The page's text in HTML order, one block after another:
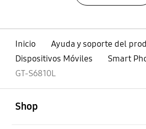
Inicio
Ayuda y soporte del
Dispositivos Móviles
Smart
GT-S6810L
Shop